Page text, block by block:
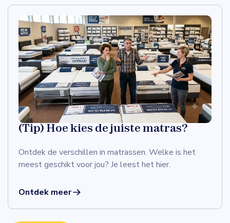
(Tip) Hoe kies de juiste matras?
Ontdek de verschillen in matrassen. Welke is het
meest geschikt voor jou? Je leest het hier.
Ontdek meer